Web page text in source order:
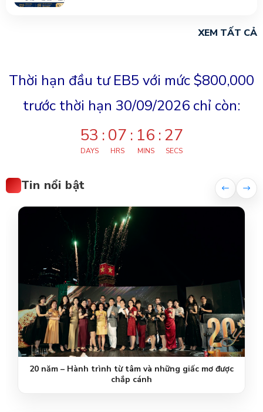
XEM TẤT CẢ
Thời hạn đầu tư EB5 với mức $800,000
trước thời hạn 30/09/2026 chỉ còn:
53
DAYS
:07
HRS
: 16
MINS
:25
SECS
Tin nổi bật
Nhiều khách hàng Kornova tiếp tục được nhận hoàn
vốn đầu tư EB-5